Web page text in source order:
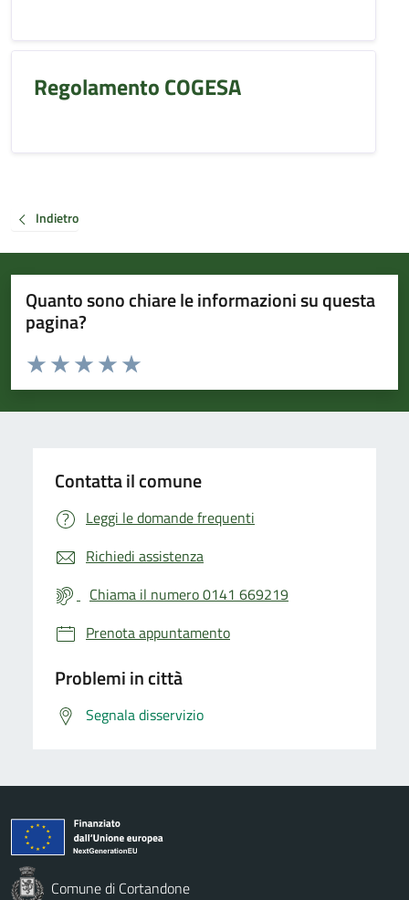
Regolamento COGESA
Indietro
Quanto sono chiare le informazioni su questa
pagina?
Valuta da 1 a 5 stelle la pagina
Valuta 5 stelle su 5
Valuta 4 stelle su 5
Valuta 3 stelle su 5
Valuta 2 stelle su 5
Valuta 1 stelle su 5
Contatta il comune
Leggi le domande frequenti
Richiedi assistenza
Chiama il numero 0141 669219
Prenota appuntamento
Problemi in città
Segnala disservizio
Comune di Cortandone